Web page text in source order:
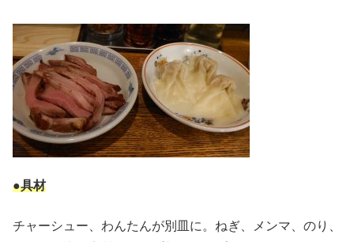
●具材
チャーシュー、わんたんが別皿に。ねぎ、メンマ、のり、